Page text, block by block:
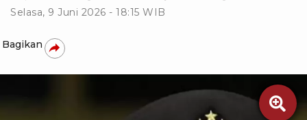
Selasa, 9 Juni 2026 - 18:15 WIB
Bagikan
